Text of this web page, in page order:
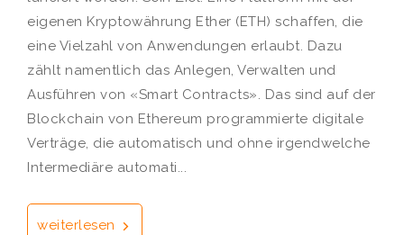
eigenen Kryptowährung Ether (ETH) schaffen, die
eine Vielzahl von Anwendungen erlaubt. Dazu
zählt namentlich das Anlegen, Verwalten und
Ausführen von «Smart Contracts». Das sind auf der
Blockchain von Ethereum programmierte digitale
Verträge, die automatisch und ohne irgendwelche
Intermediäre automati...
weiterlesen